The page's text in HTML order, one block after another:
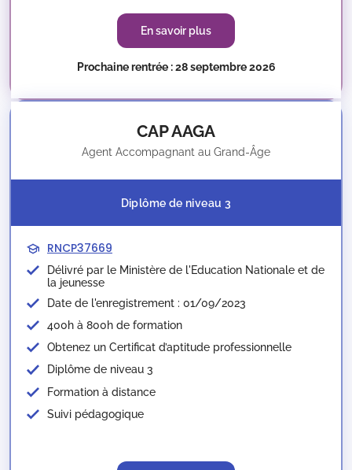
En savoir plus
Prochaine rentrée : 28 septembre 2026
CAP AAGA
Agent Accompagnant au Grand-Âge
Diplôme de niveau 3
RNCP37669
Délivré par le Ministère de l'Education Nationale et de
la jeunesse​
Date de l'enregistrement : 01/09/2023
400h à 800h de formation
Obtenez un Certificat d’aptitude professionnelle
Diplôme de niveau 3
Formation à distance
Suivi pédagogique